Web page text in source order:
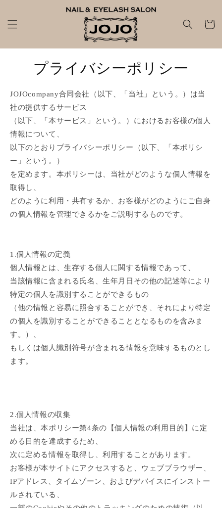
進む
ー
プライバシーポリシー
JOJOcompany合同会社
（以下、「当社」という。）は当
社の提供するサービス
（以下、「本サービス」という。）におけるお客様の個人
情報について、
以下のとおりプライバシーポリシー（以下、「本ポリシ
ー」という。）
を定めます。本ポリシーは、当社がどのような個人情報を
取得し、
どのように利用・共有するか、お客様がどのようにご自身
の個人情報を管理できるかをご説明するものです。
1.個人情報の定義
個人情報とは、生存する個人に関する情報であって、
当該情報に含まれる氏名、生年月日その他の記述等により
特定の個人を識別することができるもの
（他の情報と容易に照合することができ、それにより特定
の個人を識別することができることとなるものを含みま
す。）、
もしくは個人識別符号が含まれる情報を意味するものとし
ます。
2.個人情報の収集
当社は、本ポリシー第4条の【個人情報の利用目的】に定
める目的を達成するため、
次に定める情報を取得し、利用することがあります。
お客様が本サイトにアクセスすると、ウェブブラウザー、
IPアドレス、タイムゾーン、およびデバイスにインストー
ルされている、